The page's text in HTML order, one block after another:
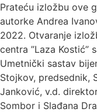
Prateću izložbu ove
autorke Andrea
2022. Otvaranje
centra ”Laza Kostić”
Umetnički sastav
Stojkov, predsednik,
Janković, v.d.
Sombor i Slađana